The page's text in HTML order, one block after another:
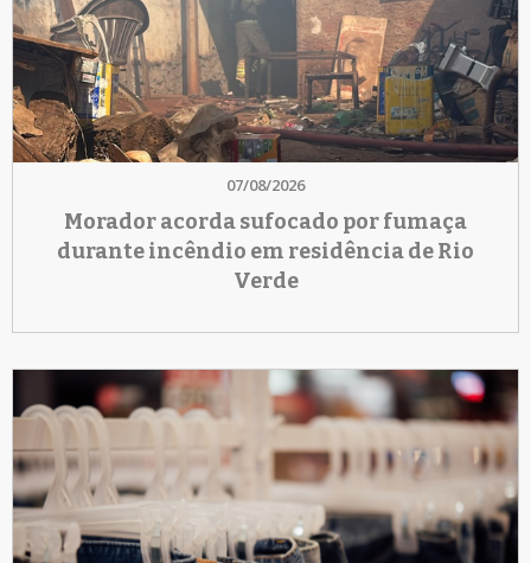
07/08/2026
Morador acorda sufocado por fumaça
durante incêndio em residência de Rio
Verde